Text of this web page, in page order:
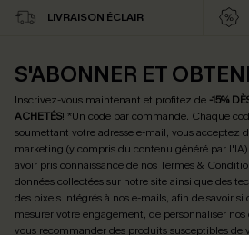
LIVRAISON ÉCLAIR
S'ABONNER ET
Inscrivez-vous maintenant et profitez de -15%
ACHETÉS! *Un code par commande. Chaque
soumettant votre adresse e-mail, vous acceptez
marketing (y compris du contenu généré par
avoir pris connaissance de nosTermes &
données collectées sur notre site ainsi que des
des pixels intégrés à nos e-mails, afin de savoir
mesurer votre engagement, de personnaliser
vous recommander des produits susceptibles de